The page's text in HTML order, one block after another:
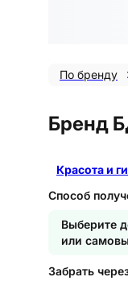
По бренду
Бренд
Красота и
Способ
Выберите
или
Забрать